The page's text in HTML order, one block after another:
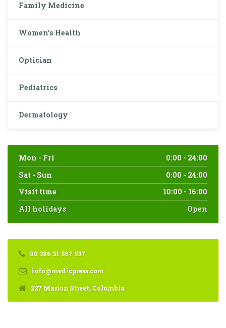
Family Medicine
Women’s Health
Optician
Pediatrics
Dermatology
Mon - Fri
0:00 - 24:00
Sat - Sun
0:00 - 24:00
Visit time
10:00 - 16:00
All holidays
Open
00 386 31 567 537
info@medicpress.com
227 Marion Street, Columbia